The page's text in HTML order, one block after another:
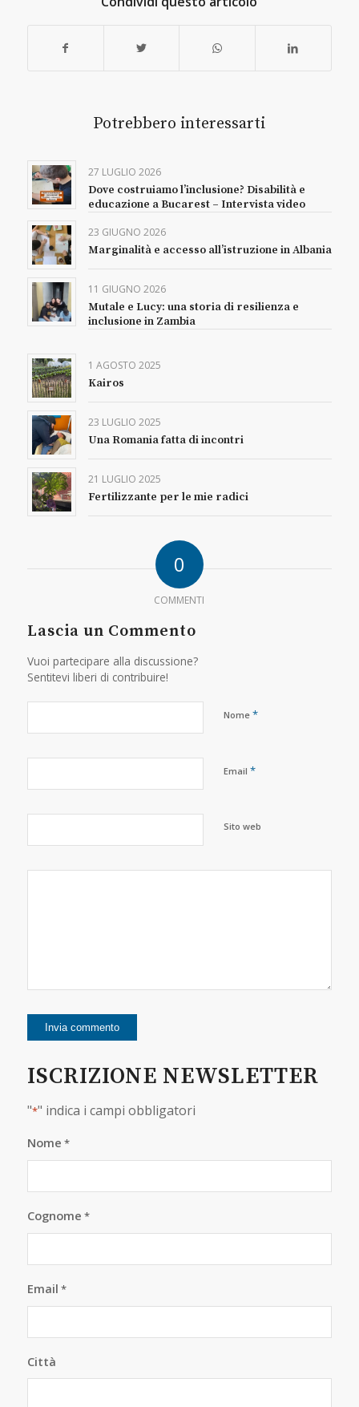
Potrebbero interessarti
27 LUGLIO 2026
Dove costruiamo l’inclusione? Disabilità e
educazione a Bucarest – Intervista video
23 GIUGNO 2026
Marginalità e accesso all’istruzione in Albania
11 GIUGNO 2026
Mutale e Lucy: una storia di resilienza e
inclusione in Zambia
1 AGOSTO 2025
Kairos
23 LUGLIO 2025
Una Romania fatta di incontri
21 LUGLIO 2025
Fertilizzante per le mie radici
0
COMMENTI
Lascia un Commento
Vuoi partecipare alla discussione?
Sentitevi liberi di contribuire!
Nome *
Email *
Sito web
ISCRIZIONE NEWSLETTER
"*" indica i campi obbligatori
Nome *
Cognome *
Email *
Città